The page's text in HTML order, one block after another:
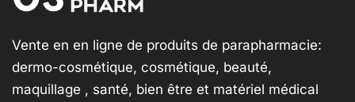
Vente en en ligne de produits de parapharmacie:
dermo-cosmétique, cosmétique, beauté,
maquillage , santé, bien être et matériel médical